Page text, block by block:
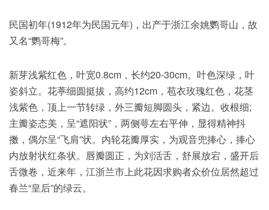
民国初年(1912年为民国元年)，出产于浙江余姚鹦哥山，故
又名“鹦哥梅”。
新芽浅紫红色，叶宽0.8cm，长约20-30cm。叶色深绿，叶
姿斜立。花葶细圆挺拔，高约12cm，苞衣玫瑰红色，花茎
浅紫色，顶上一节转绿，外三瓣短脚圆头，紧边。收根细;
主瓣姿态美，呈“遮阳状”，两侧萼左右平伸，显得精神抖
擞，偶尔呈“飞肩”状。内轮花瓣厚实，为观音兜捧心，捧心
内放射状红条状。唇瓣圆正，为刘活舌，舒展放宕，盛开后
舌微卷，近来年，江浙兰市上此花因求购者众价位居然超过
春兰“皇后”的绿云。